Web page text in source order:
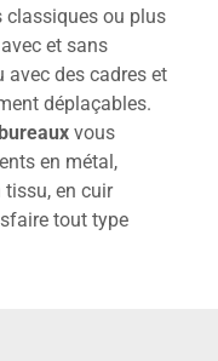
classiques ou plus
et sans
avec des cadres et
déplaçables.
vous
en métal,
tissu, en cuir
tout type